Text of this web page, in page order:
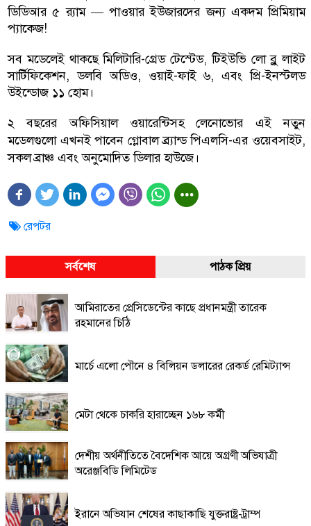
ডিডিআর ৫ র‍্যাম — পাওয়ার ইউজারদের জন্য একদম প্রিমিয়াম
প্যাকেজ!
সব মডেলেই থাকছে মিলিটারি-গ্রেড টেস্টেড, টিইউভি লো ব্লু লাইট
সার্টিফিকেশন, ডলবি অডিও, ওয়াই-ফাই ৬, এবং প্রি-ইনস্টলড
উইন্ডোজ ১১ হোম।
২ বছরের অফিসিয়াল ওয়ারেন্টিসহ লেনোভোর এই নতুন
মডেলগুলো এখনই পাবেন গ্লোবাল ব্র্যান্ড পিএলসি-এর ওয়েবসাইট,
সকল ব্রাঞ্চ এবং অনুমোদিত ডিলার হাউজে।
রেপটর
সর্বশেষ পাঠক প্রিয়
আমিরাতের প্রেসিডেন্টের কাছে প্রধানমন্ত্রী তারেক
রহমানের চিঠি
মার্চে এলো পৌনে ৪ বিলিয়ন ডলারের রেকর্ড রেমিট্যান্স
মেটা থেকে চাকরি হারাচ্ছেন ১৬৮ কর্মী
দেশীয় অর্থনীতিতে বৈদেশিক আয়ে অগ্রণী অভিযাত্রী
অরেঞ্জবিডি লিমিটেড
ইরানে অভিযান শেষের কাছাকাছি যুক্তরাষ্ট্র-ট্রাম্প